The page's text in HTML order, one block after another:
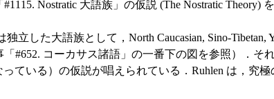
#1115. Nostratic 大語族」の仮説 (The Nostratic
立した大語族として，North Caucasian, Sino-Tibetan,
「#652. コーカサス諸語」の一番下の図を参照）．
ている）の仮説が唱えられている．Ruhlen は，究